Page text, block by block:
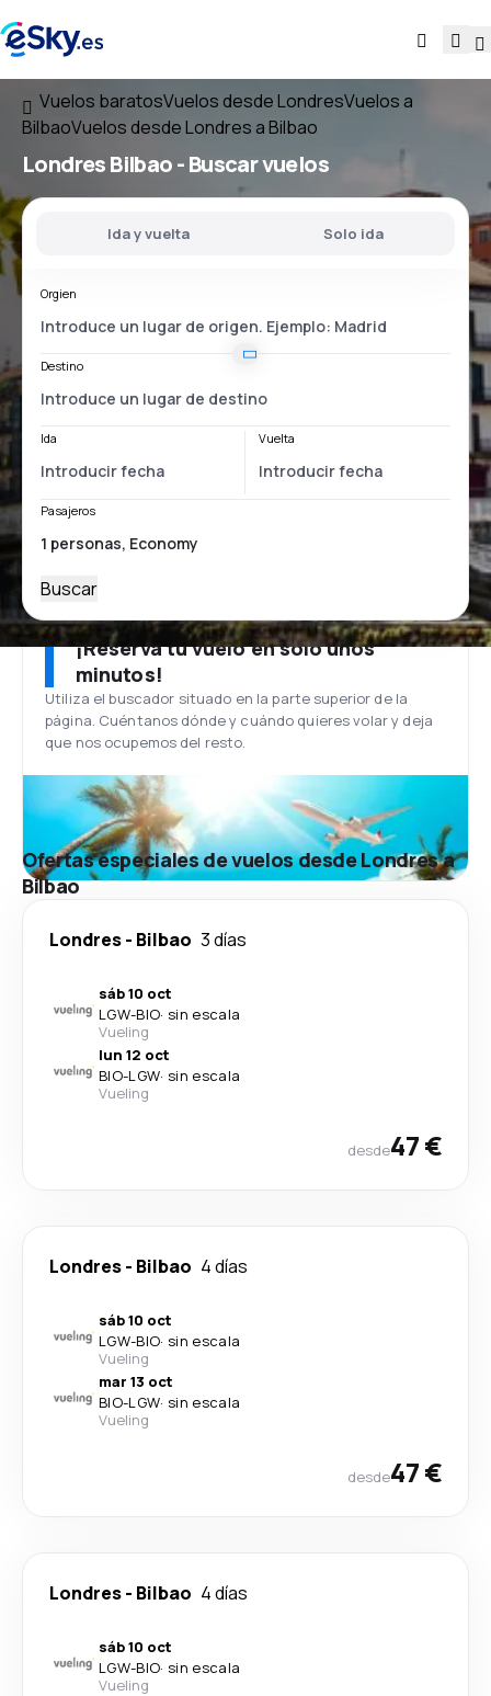
Vuelos baratosVuelos desde LondresVuelos a
BilbaoVuelos desde Londres a Bilbao
Londres Bilbao- Buscar vuelos
Ida y vuelta Solo ida
Orgien
Destino
Ida Vuelta
Pasajeros
Buscar
¡Reserva tu vuelo en solo unos
minutos!
Utiliza el buscador situado en la parte superior de la
página. Cuéntanos dónde y cuándo quieres volar y deja
que nos ocupemos del resto.
Ofertas especiales de vuelos desde Londres a
Bilbao
Londres- Bilbao 3 días
sáb 10 oct
LGW-BIO· sin escala
Vueling
lun 12 oct
BIO-LGW· sin escala
Vueling
desde47 €
Londres- Bilbao 4 días
sáb 10 oct
LGW-BIO· sin escala
Vueling
mar 13 oct
BIO-LGW· sin escala
Vueling
desde47 €
Londres- Bilbao 4 días
sáb 10 oct
LGW-BIO· sin escala
Vueling